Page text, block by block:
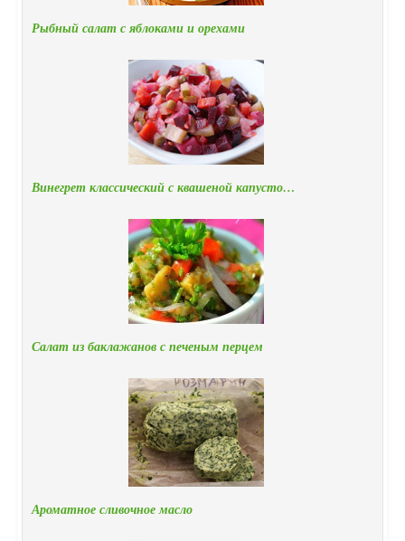
Рыбный салат с яблоками и орехами
Винегрет классический с квашеной капусто…
Салат из баклажанов с печеным перцем
Ароматное сливочное масло